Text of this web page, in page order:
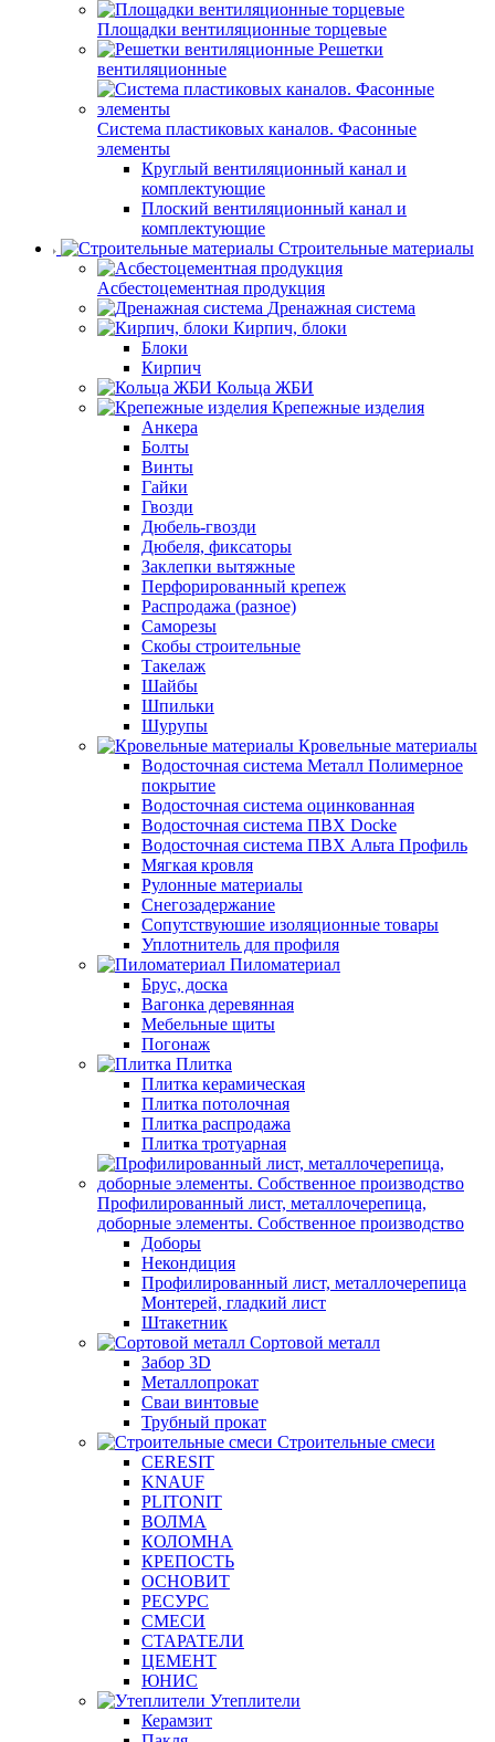
Площадки вентиляционные торцевые
Решетки
вентиляционные
Система пластиковых каналов. Фасонные
элементы
Круглый вентиляционный канал и
комплектующие
Плоский вентиляционный канал и
комплектующие
Строительные материалы
Асбестоцементная продукция
Дренажная система
Кирпич, блоки
Блоки
Кирпич
Кольца ЖБИ
Крепежные изделия
Анкера
Болты
Винты
Гайки
Гвозди
Дюбель-гвозди
Дюбеля, фиксаторы
Заклепки вытяжные
Перфорированный крепеж
Распродажа (разное)
Саморезы
Скобы строительные
Такелаж
Шайбы
Шпильки
Шурупы
Кровельные материалы
Водосточная система Металл Полимерное
покрытие
Водосточная система оцинкованная
Водосточная система ПВХ Docke
Водосточная система ПВХ Альта Профиль
Мягкая кровля
Рулонные материалы
Снегозадержание
Сопутствуюшие изоляционные товары
Уплотнитель для профиля
Пиломатериал
Брус, доска
Вагонка деревянная
Мебельные щиты
Погонаж
Плитка
Плитка керамическая
Плитка потолочная
Плитка распродажа
Плитка тротуарная
Профилированный лист, металлочерепица,
доборные элементы. Собственное производство
Доборы
Некондиция
Профилированный лист, металлочерепица
Монтерей, гладкий лист
Штакетник
Сортовой металл
Забор 3D
Металлопрокат
Сваи винтовые
Трубный прокат
Строительные смеси
CERESIT
KNAUF
PLITONIT
ВОЛМА
КОЛОМНА
КРЕПОСТЬ
ОСНОВИТ
РЕСУРС
СМЕСИ
СТАРАТЕЛИ
ЦЕМЕНТ
ЮНИС
Утеплители
Керамзит